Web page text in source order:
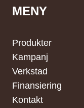
MENY
Produkter
Kampanj
Verkstad
Finansiering
Kontakt